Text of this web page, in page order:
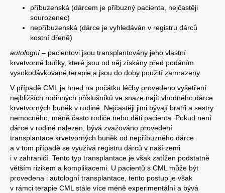
příbuzenská (dárcem je příbuzný pacienta, nejčastěji
sourozenec)
nepříbuzenská (dárce je vyhledáván v registru dárců
kostní dřeně)
autologní– pacientovi jsou transplantovány jeho vlastní
krvetvorné buňky, které jsou od něj získány před podáním
vysokodávkované terapie a jsou do doby použití zamrazeny
V případě CML je hned na počátku léčby provedeno vyšetření
nejbližších rodinných příslušníků ve snaze najít vhodného dárce
krvetvorných buněk v rodině. Nejčastěji jimi bývají bratři a sestry
nemocného, méně často rodiče nebo děti pacienta. Pokud není
dárce v rodině nalezen, bývá zvažováno provedení
transplantace krvetvorných buněk od nepříbuzného dárce
a v tom případě se využívá registru dárců v naší zemi
i v zahraničí. Tento typ transplantace je však zatížen podstatně
větším rizikem a komplikacemi. U pacientů s CML může být
provedena i autologní transplantace, tento postup je však
v rámci terapie CML stále více méně experimentální a bývá